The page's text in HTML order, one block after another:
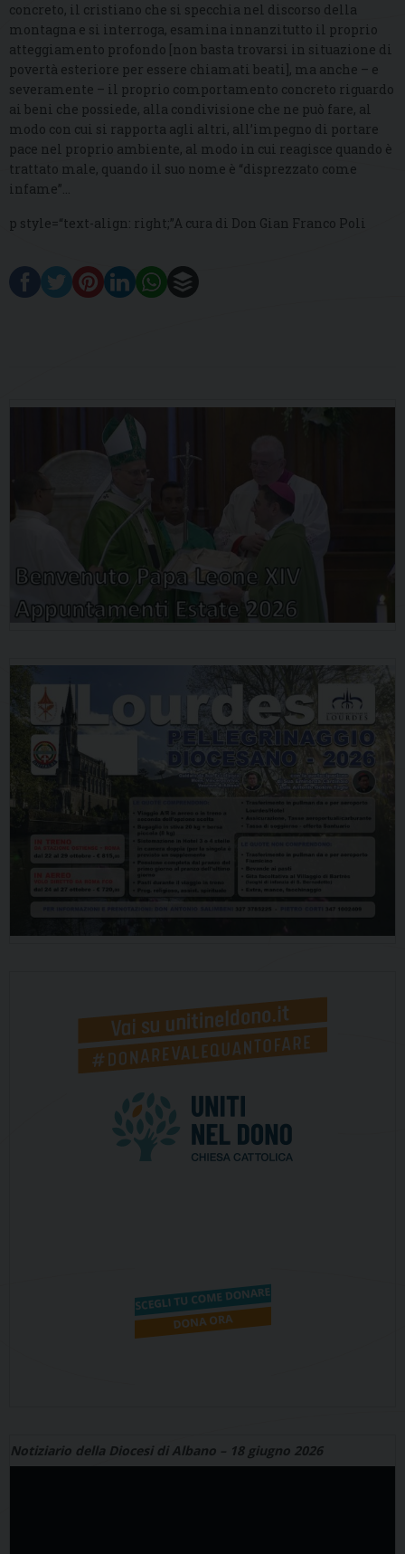
concreto, il cristiano che si specchia nel discorso della
montagna e si interroga, esamina innanzitutto il proprio
atteggiamento profondo [non basta trovarsi in situazione di
povertà esteriore per essere chiamati beati], ma anche – e
severamente – il proprio comportamento concreto riguardo
ai beni che possiede, alla condivisione che ne può fare, al
modo con cui si rapporta agli altri, all’impegno di portare
pace nel proprio ambiente, al modo in cui reagisce quando è
trattato male, quando il suo nome è “disprezzato come
infame”…
p style=“text-align: right;”A cura di Don Gian Franco Poli
Notiziario della Diocesi di Albano – 18 giugno 2026